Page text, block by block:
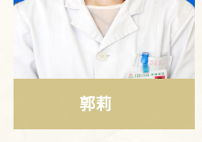
郭莉